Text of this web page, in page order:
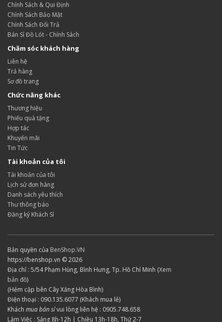
Chính Sách & Qui Định
Chính Sách Bảo Mật
Chính Sách Đổi Trả
Bán Sỉ Đồ Lót - Chính Sách
Chăm sóc khách hàng
Liên hệ
Trả hàng
Sơ đồ trang
Chức năng khác
Thương hiệu
Phiếu quà tặng
Hợp tác
Khuyến mãi
Tin Tức
Tài khoản của tôi
Tài khoản của tôi
Lịch sử đơn hàng
Danh sách yêu thích
Thư thông báo
Đăng ký Khách Sỉ
Bản quyền của BenShop.VN
https://benshop.vn © 2026
Địa chỉ : 5/54 Phạm Hùng, Bình Hưng, Tp. Hồ Chí Minh (Xem
bản đồ)
(Hẻm cập bên Cây Xăng Hòa Bình)
Điện thoại : 090.135.6077 (Khách mua lẻ)
Khách mua bán sỉvui lòng liên hệ : 0905.748.658
Làm Việc : Sáng 8h-12h | Chiều 13h-18h, Thứ 2-7